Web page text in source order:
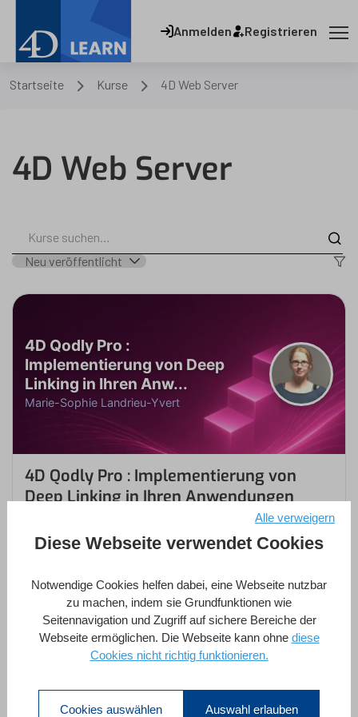
Anmelden Registrieren
Startseite Kurse 4D Web Server
4D Web Server
4D Qodly Pro :
Implementierung von Deep
Linking in Ihren Anw...
Marie-Sophie Landrieu-Yvert
4D Qodly Pro : Implementierung von
Deep Linking in Ihren Anwendungen
in 4D Qodly Pro,4D Web Server,4D-Datenbank
Methodik
1 Stunde
Fortgeschrittener 8 Lektionen
Diese Webseite verwendet Cookies
Notwendige Cookies helfen dabei, eine Webseite nutzbar
zu machen, indem sie Grundfunktionen wie
Seitennavigation und Zugriff auf sichere Bereiche der
Webseite ermöglichen. Die Webseite kann ohne diese
Cookies nicht richtig funktionieren.
Cookies auswählen Auswahl erlauben
Alle verweigern